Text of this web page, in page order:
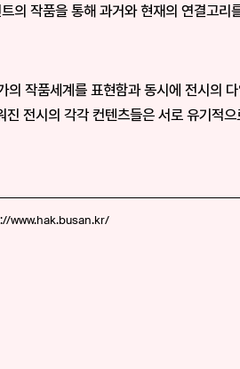
의 작⁠품⁠을 통⁠해 과⁠거⁠와 현⁠재⁠의 연⁠결⁠고⁠리⁠
작⁠품⁠세⁠계⁠를 표⁠현⁠함⁠과 동⁠시⁠에 전⁠시⁠의
전⁠시⁠의 각⁠각 컨⁠텐⁠츠⁠들⁠은 서⁠로 유⁠기⁠적⁠
www.hak.busan.kr/